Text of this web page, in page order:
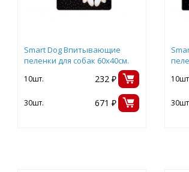
Smart Dog Впитывающие
пеленки для собак 60х40см.
10шт. 232 ₽
30шт. 671 ₽